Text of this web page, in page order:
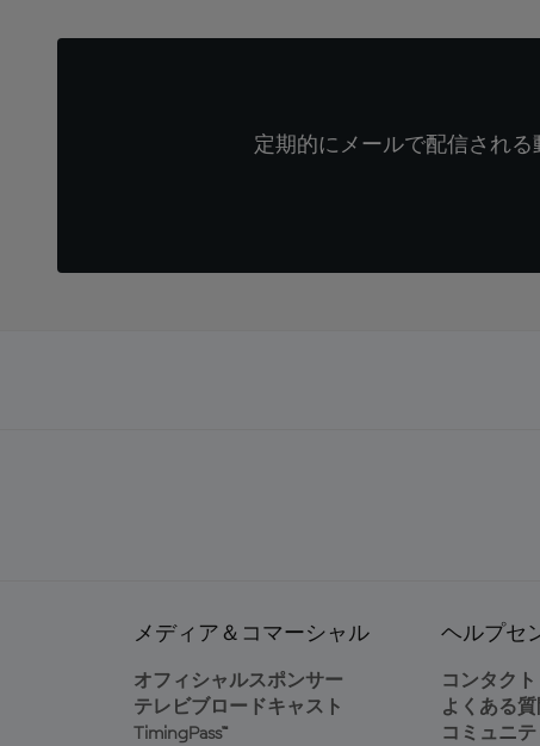
定期的にメールで配信され
メディア＆コマーシャル
オフィシャルスポンサー
テレビブロードキャスト
TimingPass™
ヘルプセ
コンタクト
よくある質
コミュニテ